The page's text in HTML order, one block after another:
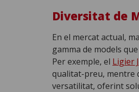
Diversitat de
En el mercat actual,
gamma de models
Per exemple, el Ligier
qualitat-preu, mentre
versatilitat, oferint